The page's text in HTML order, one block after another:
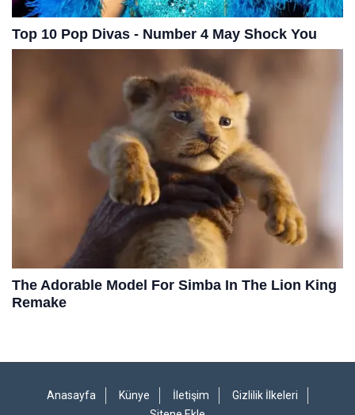
Anasayfa Künye İletişim
Gizlilik İlkeleri